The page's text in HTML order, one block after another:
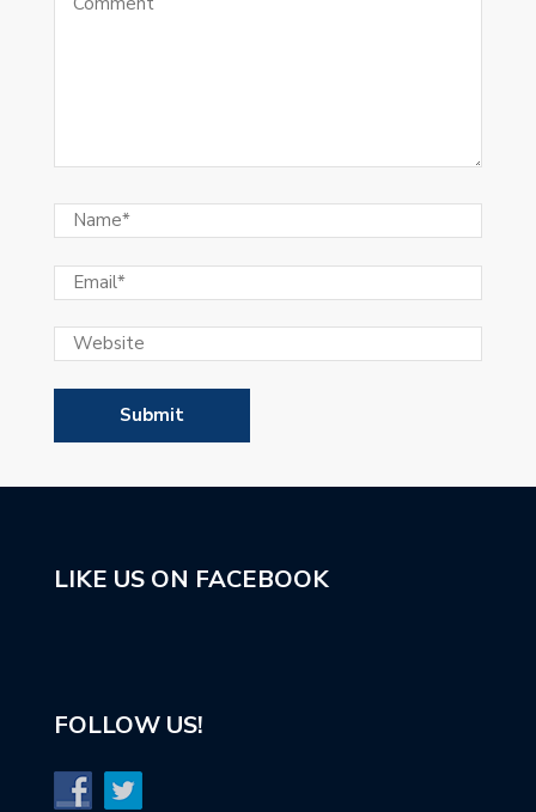
LIKE US ON FACEBOOK
FOLLOW US!